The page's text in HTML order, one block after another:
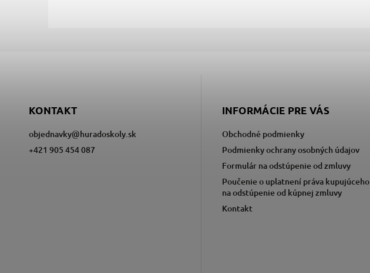
KONTAKT
objednavky@huradoskoly.sk
+421 905 454 087
INFORMÁCIE PRE VÁS
Obchodné podmienky
Podmienky ochrany osobných údajov
Formulár na odstúpenie od zmluvy
Poučenie o uplatnení práva kupujúceho
na odstúpenie od kúpnej zmluvy
Kontakt